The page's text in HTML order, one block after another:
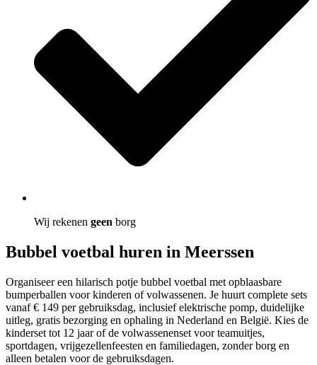
Wij rekenen geen borg
Bubbel voetbal huren in Meerssen
Organiseer een hilarisch potje bubbel voetbal met opblaasbare
bumperballen voor kinderen of volwassenen. Je huurt complete sets
vanaf € 149 per gebruiksdag, inclusief elektrische pomp, duidelijke
uitleg, gratis bezorging en ophaling in Nederland en België. Kies de
kinderset tot 12 jaar of de volwassenenset voor teamuitjes,
sportdagen, vrijgezellenfeesten en familiedagen, zonder borg en
alleen betalen voor de gebruiksdagen.